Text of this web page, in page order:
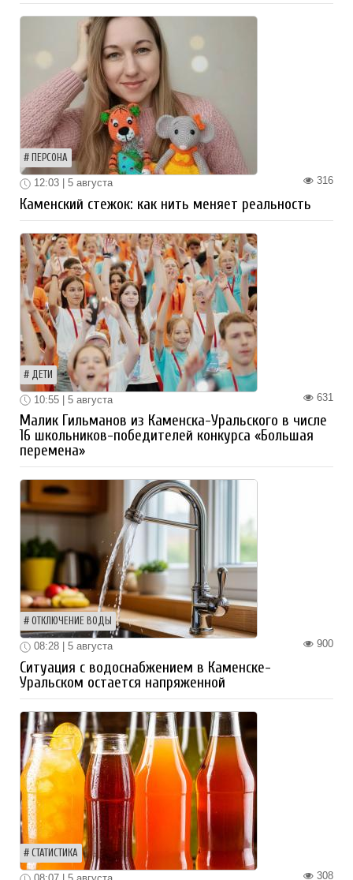
ПЕРСОНА
316
12:03 | 5 августа
Каменский стежок: как нить меняет реальность
ДЕТИ
631
10:55 | 5 августа
Малик Гильманов из Каменска-Уральского в числе
16 школьников-победителей конкурса «Большая
перемена»
ОТКЛЮЧЕНИЕ ВОДЫ
900
08:28 | 5 августа
Ситуация с водоснабжением в Каменске-
Уральском остается напряженной
СТАТИСТИКА
308